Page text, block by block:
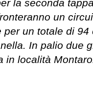
la seconda
un
un totale di
In palio due
in località